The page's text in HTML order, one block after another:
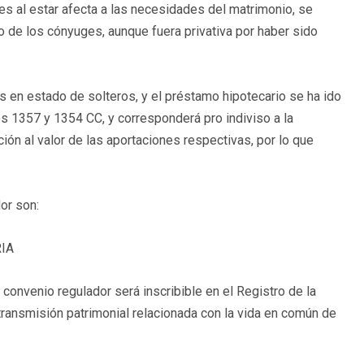
al estar afecta a las necesidades del matrimonio, se
los cónyuges, aunque fuera privativa por haber sido
en estado de solteros, y el préstamo hipotecario se ha ido
y 1354 CC, y corresponderá pro indiviso a la
al valor de las aportaciones respectivas, por lo que
son:
regulador será inscribible en el Registro de la
patrimonial relacionada con la vida en común de